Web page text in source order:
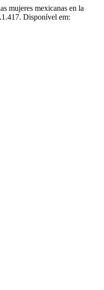
mexicanas en la
Disponível em: